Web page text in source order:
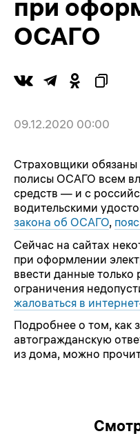
при
ОСАГО
09.12.2020 00:00
Страховщики
полисы ОСАГО всем
средств — и с
водительскими
закона об ОСАГО,
Сейчас на сайтах
при оформлении
ввести данные только
ограничения
жаловаться в
Подробнее о том, как
автогражданскую
из дома, можно